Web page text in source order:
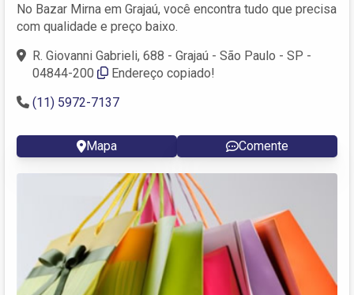
No Bazar Mirna em Grajaú, você encontra tudo que precisa
com qualidade e preço baixo.
R. Giovanni Gabrieli, 688 - Grajaú - São Paulo - SP -
04844-200
Endereço copiado!
(11) 5972-7137
Mapa Comente